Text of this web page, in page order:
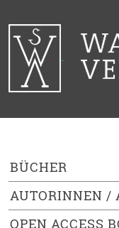
BÜCHER
AUTORINNEN /
OPEN ACCESS